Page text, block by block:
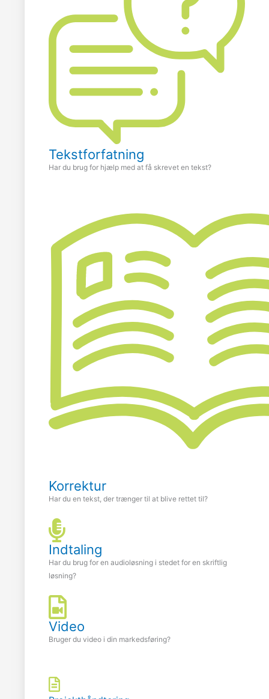
Tekstforfatning
Har du brug for hjælp med at få skrevet en tekst?
Korrektur
Har du en tekst, der trænger til at blive rettet til?
Indtaling
Har du brug for en audioløsning i stedet for en skriftlig
løsning?
Video
Bruger du video i din markedsføring?